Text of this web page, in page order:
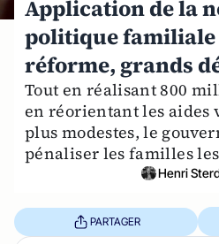
Application de la
politique familiale
réforme, grands
Tout en réalisant 800
en réorientant les aides
plus modestes, le
pénaliser les familles
Henri
PARTAGER